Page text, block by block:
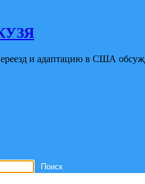
и адаптацию в США